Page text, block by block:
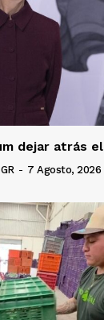
dejar atrás el
- 7 Agosto, 2026